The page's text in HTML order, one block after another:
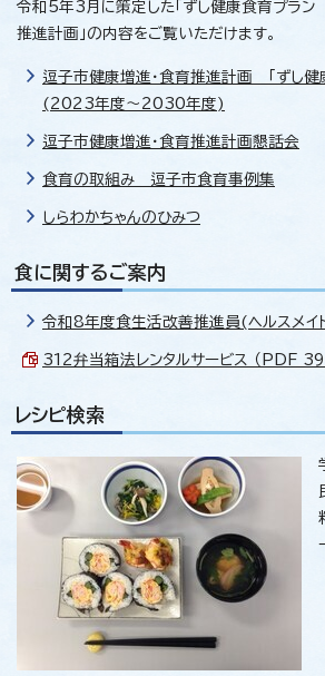
令和5年3月に策定した「ずし健康食育プラ
推進計画」の内容をご覧いただけます。
逗子市健康増進・食育推進計画 「ずし健
(2023年度～2030年度)
逗子市健康増進・食育推進計画懇話会
食育の取組み 逗子市食育事例集
しらわかちゃんのひみつ
食に関するご案内
令和8年度食生活改善推進員(ヘルスメイ
312弁当箱法レンタルサービス （PDF
レシピ検索